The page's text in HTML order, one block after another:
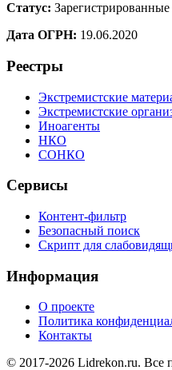
Статус: Зарегистрированные
Дата ОГРН: 19.06.2020
Реестры
Экстремистские
Экстремистские
Иноагенты
НКО
СОНКО
Сервисы
Контент-фильтр
Безопасный поиск
Скрипт для
Информация
О проекте
Политика
Контакты
© 2017-2026 Lidrekon.ru. Все